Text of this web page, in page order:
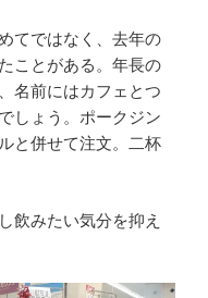
てではなく、去年の
ことがある。年長の
名前にはカフェとつ
しょう。ポークジン
と併せて注文。二杯
飲みたい気分を抑え